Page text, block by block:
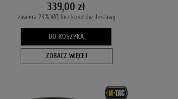
339,00 zł
zawiera 23% VAT, bez kosztów dostawy
DO KOSZYKA
ZOBACZ WIĘCEJ